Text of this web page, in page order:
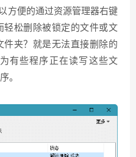
方便的通过资源管理器右键
轻松删除被锁定的文件或文
夹？就是无法直接删除的
有些程序正在读写这些文
。